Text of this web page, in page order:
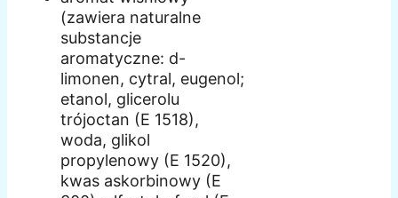
(zawiera naturalne
substancje
aromatyczne: d-
limonen, cytral, eugenol;
etanol, glicerolu
trójoctan (E 1518),
woda, glikol
propylenowy (E 1520),
kwas askorbinowy (E